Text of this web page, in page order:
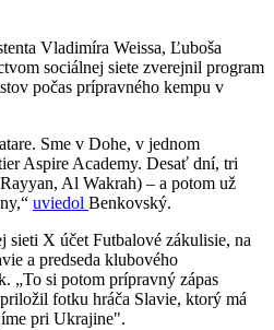
Vladimíra Weissa, Ľuboša
sociálnej siete zverejnil program
počas prípravného kempu v
Sme v Dohe, v jednom
Aspire Academy. Desať dní, tri
Al Wakrah) – a potom už
uviedol Benkovský.
sieti X účet Futbalové zákulisie, na
a predseda klubového
„To si potom prípravný zápas
fotku hráča Slavie, ktorý má
pri Ukrajine".